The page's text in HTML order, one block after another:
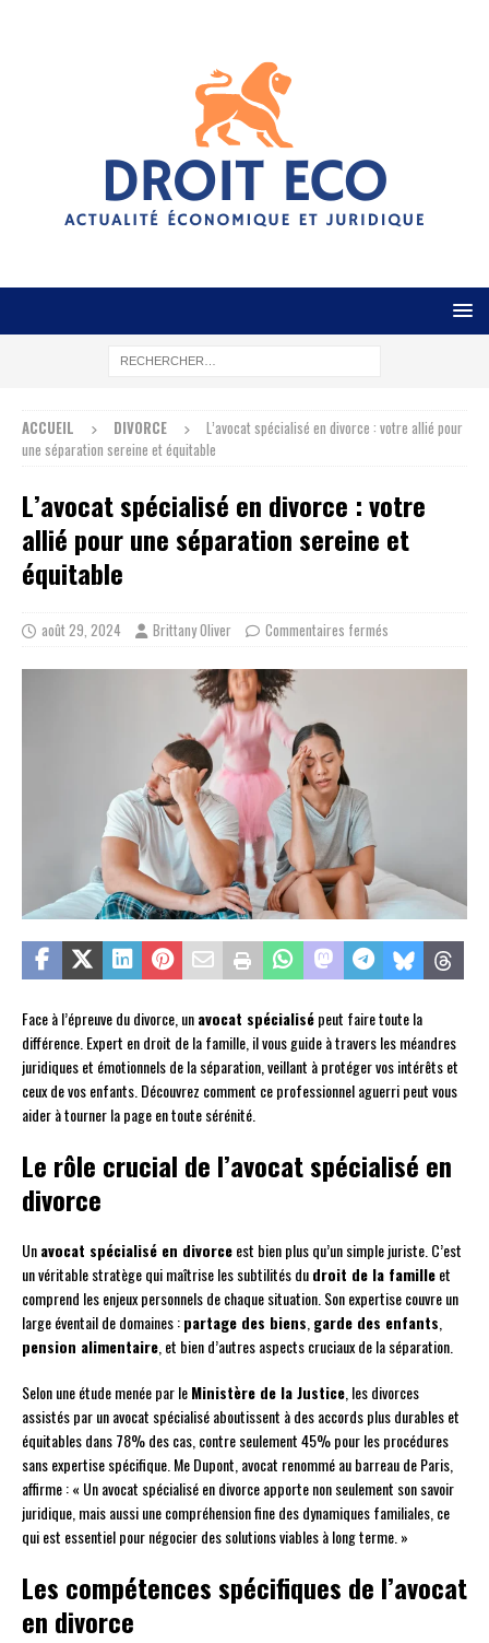
ACCUEIL DIVORCE
L’avocat spécialisé en divorce : votre allié pour
une séparation sereine et équitable
L’avocat spécialisé en divorce : votre
allié pour une séparation sereine et
équitable
août 29, 2024 Brittany Oliver Commentaires fermés
Face à l’épreuve du divorce, unavocat spécialisépeut faire toute la
différence. Expert en droit de la famille, il vous guide à travers les méandres
juridiques et émotionnels de la séparation, veillant à protéger vos intérêts et
ceux de vos enfants. Découvrez comment ce professionnel aguerri peut vous
aider à tourner la page en toute sérénité.
Le rôle crucial de l’avocat spécialisé en
divorce
Unavocat spécialisé en divorceest bien plus qu’un simple juriste. C’est
un véritable stratège qui maîtrise les subtilités dudroit de la familleet
comprend les enjeux personnels de chaque situation. Son expertise couvre un
large éventail de domaines :partage des biens,garde des enfants,
pension alimentaire, et bien d’autres aspects cruciaux de la séparation.
Selon une étude menée par leMinistère de la Justice, les divorces
assistés par un avocat spécialisé aboutissent à des accords plus durables et
équitables dans 78% des cas, contre seulement 45% pour les procédures
sans expertise spécifique. Me Dupont, avocat renommé au barreau de Paris,
affirme : « Un avocat spécialisé en divorce apporte non seulement son savoir
juridique, mais aussi une compréhension fine des dynamiques familiales, ce
qui est essentiel pour négocier des solutions viables à long terme. »
Les compétences spécifiques de l’avocat
en divorce